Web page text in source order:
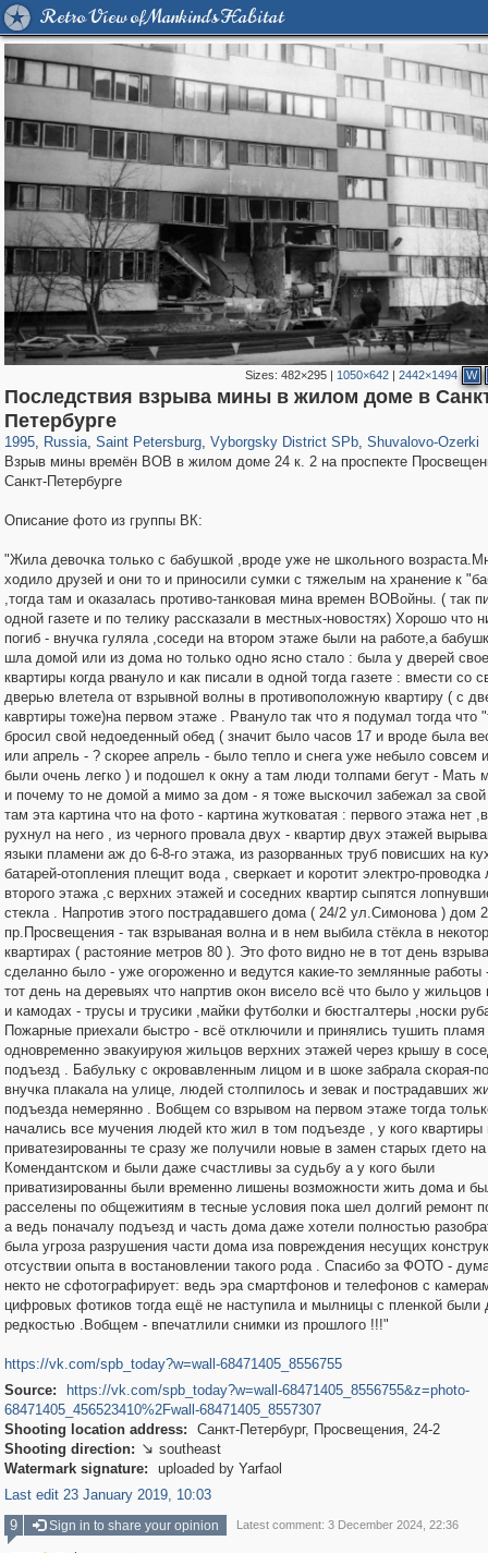
Retro View of Mankind's Habitat
Sizes: 482×295| 1050×642| 2442×1494 W
Последствия взрыва мины в жилом доме в
Петербурге
1995, Russia
1,406,144
, Saint Petersburg
197,063
, Vyborgsky District SPb, Shuvalovo-Ozerki
Взрыв мины времён ВОВ в жилом доме 24 к. 2 на проспекте
Санкт-Петербурге
Описание фото из группы ВК:
"Жила девочка только с бабушкой ,вроде уже не школьного
ходило друзей и они то и приносили сумки с тяжелым на хранение к
,тогда там и оказалась противо-танковая мина времен ВОВойны. ( так
одной газете и по телику рассказали в местных-новостях) Хорошо что
погиб - внучка гуляла ,соседи на втором этаже были на работе,а
шла домой или из дома но только одно ясно стало : была у дверей
квартиры когда рвануло и как писали в одной тогда газете : вмести со
дверью влетела от взрывной волны в противоположную квартиру ( с
кавртиры тоже)на первом этаже . Рвануло так что я подумал тогда что
бросил свой недоеденный обед ( значит было часов 17 и вроде была
или апрель - ? скорее апрель - было тепло и снега уже небыло совсем
были очень легко ) и подошел к окну а там люди толпами бегут - Мать
и почему то не домой а мимо за дом - я тоже выскочил забежал за
там эта картина что на фото - картина жутковатая : первого этажа нет
рухнул на него , из черного провала двух - квартир двух этажей
языки пламени аж до 6-8-го этажа, из разорванных труб повисших на
батарей-отопления плещит вода , сверкает и коротит электро-
второго этажа ,с верхних этажей и соседних квартир сыпятся
стекла . Напротив этого пострадавшего дома ( 24/2 ул.Симонова ) дом
пр.Просвещения - так взрываная волна и в нем выбила стёкла в
квартирах ( растояние метров 80 ). Это фото видно не в тот день взрыва
сделанно было - уже огороженно и ведутся какие-то землянные работы
тот день на деревыях что напртив окон висело всё что было у
и камодах - трусы и трусики ,майки футболки и бюстгалтеры ,носки
Пожарные приехали быстро - всё отключили и принялись тушить пламя
одновременно эвакуируюя жильцов верхних этажей через крышу в
подъезд . Бабульку с окровавленным лицом и в шоке забрала скорая-
внучка плакала на улице, людей столпилось и зевак и пострадавших
подъезда немерянно . Вобщем со взрывом на первом этаже тогда
начались все мучения людей кто жил в том подъезде , у кого квартиры
приватезированны те сразу же получили новые в замен старых гдето на
Комендантском и были даже счастливы за судьбу а у кого были
приватизированны были временно лишены возможности жить дома и
расселены по общежитиям в тесные условия пока шел долгий ремонт
а ведь поначалу подъезд и часть дома даже хотели полностью
была угроза разрушения части дома иза повреждения несущих
отсуствии опыта в востановлении такого рода . Спасибо за ФОТО -
некто не сфотографирует: ведь эра смартфонов и телефонов с
цифровых фотиков тогда ещё не наступила и мылницы с пленкой были
редкостью .Вобщем - впечатлили снимки из прошлого !!!"
https://vk.com/spb_today?w=wall-68471405_8556755
Source:
https://vk.com/spb_today?w=wall-68471405_8556755&z=photo-
68471405_456523410%2Fwall-68471405_8557307
Shooting location address:
Санкт-Петербург, Просвещения, 24-2
Shooting direction:  southeast
Watermark signature:
uploaded by Yarfaol
Last edit 23 January 2019, 10:03
9
Sign in to share your opinion Latest comment: 3 December 2024, 22:36